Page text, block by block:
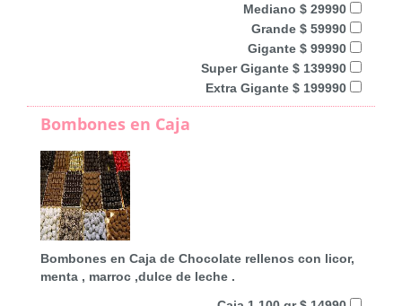
Mediano $ 29990
Grande $ 59990
Gigante $ 99990
Super Gigante $ 139990
Extra Gigante $ 199990
Bombones en Caja
Bombones en Caja de Chocolate rellenos con licor,
menta , marroc ,dulce de leche .